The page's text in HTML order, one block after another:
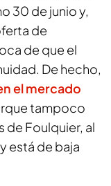
30 de junio y,
de
de que el
De hecho,
el mercado
tampoco
de Foulquier, al
está de baja